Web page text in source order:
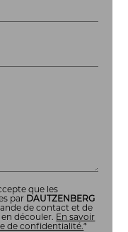
que les
par DAUTZENBERG
de contact et de
découler. En savoir
de confidentialité.*